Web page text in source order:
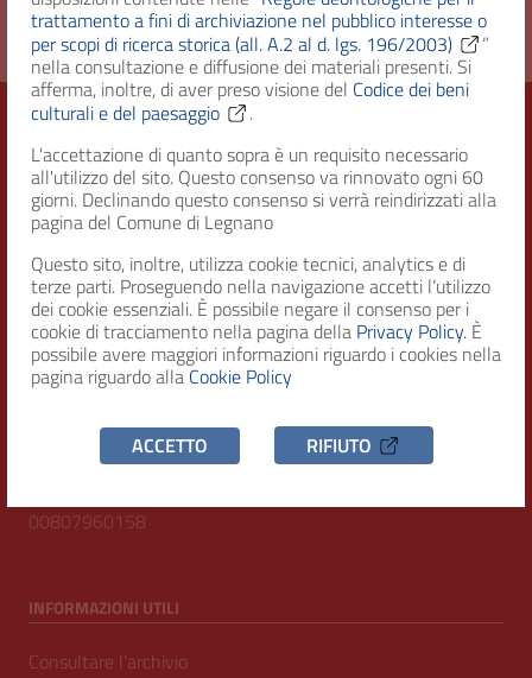
trattamento a fini di archiviazione nel pubblico interesse o
per scopi di ricerca storica (all. A.2 al d. lgs. 196/2003)
”
nella consultazione e diffusione dei materiali presenti. Si
afferma, inoltre, di aver preso visione del Codice dei beni
culturali e del paesaggio
.
L'accettazione di quanto sopra è un requisito necessario
all'utilizzo del sito. Questo consenso va rinnovato ogni 60
giorni. Declinando questo consenso si verrà reindirizzati alla
pagina del Comune di Legnano
Questo sito, inoltre, utilizza cookie tecnici, analytics e di
terze parti. Proseguendo nella navigazione accetti l’utilizzo
dei cookie essenziali. È possibile negare il consenso per i
cookie di tracciamento nella pagina della Privacy Policy. È
possibile avere maggiori informazioni riguardo i cookies nella
pagina riguardo alla Cookie Policy
ACCETTO RIFIUTO
Città di Legnano – Archivio Storico
RECAPITI
Indirizzo
Piazza San Magno 9
20025, Legnano (MI)
Telefono
(+39) 0331471111
00807960158
INFORMAZIONI UTILI
Consultare l’archivio